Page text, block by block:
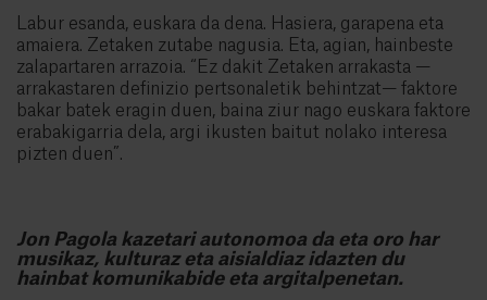
Labur esanda, euskara da dena. Hasiera, garapena eta
amaiera. Zetaken zutabe nagusia. Eta, agian, hainbeste
zalapartaren arrazoia. “Ez dakit Zetaken arrakasta —
arrakastaren definizio pertsonaletik behintzat— faktore
bakar batek eragin duen, baina ziur nago euskara faktore
erabakigarria dela, argi ikusten baitut nolako interesa
pizten duen”.
Jon Pagola kazetari autonomoa da eta oro har
musikaz, kulturaz eta aisialdiaz idazten du
hainbat komunikabide eta argitalpenetan.